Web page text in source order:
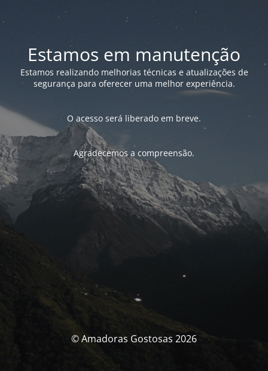
Estamos em manutenção
Estamos realizando melhorias técnicas e atualizações de
segurança para oferecer uma melhor experiência.
O acesso será liberado em breve.
Agradecemos a compreensão.
© Amadoras Gostosas 2026